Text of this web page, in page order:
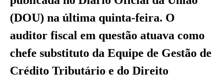
(DOU) na última quinta-feira. O
auditor fiscal em questão atuava como
chefe substituto da Equipe de Gestão de
Crédito Tributário e do Direito